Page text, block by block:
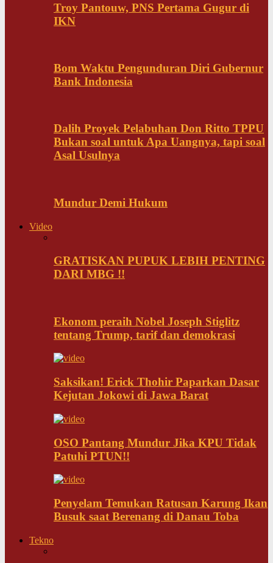
Troy Pantouw, PNS Pertama Gugur di
IKN
Bom Waktu Pengunduran Diri Gubernur
Bank Indonesia
Dalih Proyek Pelabuhan Don Ritto TPPU
Bukan soal untuk Apa Uangnya, tapi soal
Asal Usulnya
Mundur Demi Hukum
Video
GRATISKAN PUPUK LEBIH PENTING
DARI MBG !!
Ekonom peraih Nobel Joseph Stiglitz
tentang Trump, tarif dan demokrasi
Saksikan! Erick Thohir Paparkan Dasar
Kejutan Jokowi di Jawa Barat
OSO Pantang Mundur Jika KPU Tidak
Patuhi PTUN!!
Penyelam Temukan Ratusan Karung Ikan
Busuk saat Berenang di Danau Toba
Tekno